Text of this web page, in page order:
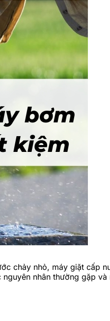
chảy nhỏ, máy giặt cấp
nguyên nhân thường gặp